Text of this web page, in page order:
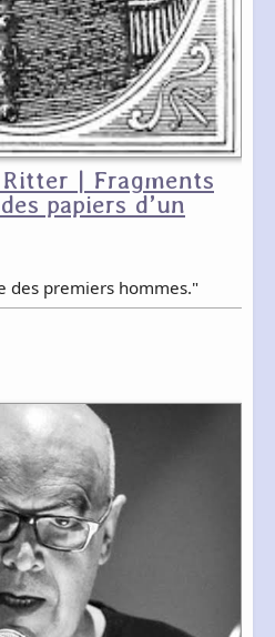
| Fragments
papiers d’un
des premiers hommes."